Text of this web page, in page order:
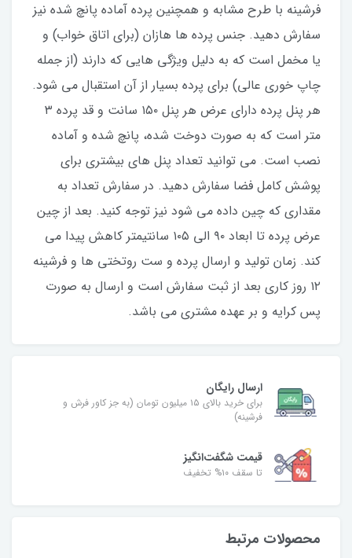
فرشینه با طرح مشابه و همچنین پرده آماده پانچ شده نیز
سفارش دهید. جنس پرده ها هازان (برای اتاق خواب) و
یا مخمل است که به دلیل ویژگی هایی که دارند (از جمله
چاپ خوری عالی) برای پرده بسیار از آن استقبال می شود.
هر پنل پرده دارای عرض هر پنل ۱۵۰ سانت و قد پرده ۳
متر است که به صورت دوخت شده، پانچ شده و آماده
نصب است. می توانید تعداد پنل های بیشتری برای
پوشش کامل فضا سفارش دهید. در سفارش تعداد به
مقداری که چین داده می شود نیز توجه کنید. بعد از چین
عرض پرده تا ابعاد ۹۰ الی ۱۰۵ سانتیمتر کاهش پیدا می
کند. زمان تولید و ارسال پرده و ست روتختی ها و فرشینه
۱۲ روز کاری بعد از ثبت سفارش است و ارسال به صورت
پس کرایه و بر عهده مشتری می باشد.
ارسال رایگان
برای خرید بالای ۱۵ میلیون تومان (به جز کاور فرش و
فرشینه)
قیمت شگفت‌انگیز
تا سقف ۱۰% تخفیف
محصولات مرتبط